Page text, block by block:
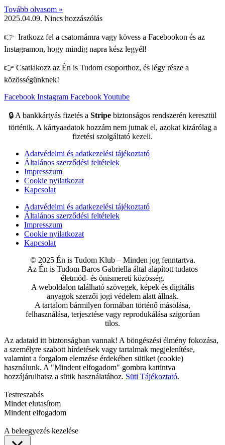
Tovább olvasom »
2025.04.09. Nincs hozzászólás
👉 Iratkozz fel a csatornámra vagy kövess a Facebookon és az
Instagramon, hogy mindig napra kész legyél!
👉 Csatlakozz az Én is Tudom csoporthoz, és légy része a
közösségünknek!
Facebook Instagram FacebookYoutube
🔒 A bankkártyás fizetés a Stripe biztonságos rendszerén keresztül
történik. A kártyaadatok hozzám nem jutnak el, azokat kizárólag a
fizetési szolgáltató kezeli.
Adatvédelmi és adatkezelési tájékoztató
Általános szerződési feltételek
Impresszum
Cookie nyilatkozat
Kapcsolat
Adatvédelmi és adatkezelési tájékoztató
Általános szerződési feltételek
Impresszum
Cookie nyilatkozat
Kapcsolat
© 2025 Én is Tudom Klub – Minden jog fenntartva.
Az Én is Tudom Baros Gabriella által alapított tudatos
életmód- és önismereti közösség.
A weboldalon található szövegek, képek és digitális
anyagok szerzői jogi védelem alatt állnak.
A tartalom bármilyen formában történő másolása,
felhasználása, terjesztése vagy reprodukálása szigorúan
tilos.
Az adataid itt biztonságban vannak! A böngészési élmény fokozása,
a személyre szabott hírdetések vagy tartalmak megjelenítése,
valamint a forgalom elemzése érdekében sütiket (cookie)
használunk. A "Mindent elfogadom" gombra kattintva
hozzájárulhatsz a sütik használatához. Süti Tájékoztató.
Testreszabás
Mindet elutasítom
Mindent elfogadom
A beleegyezés kezelése